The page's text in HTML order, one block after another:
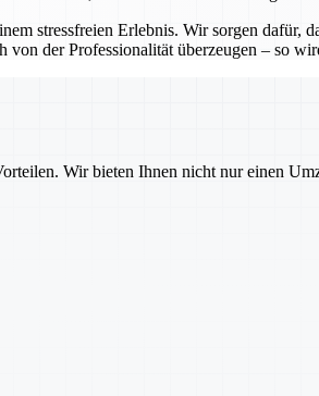
stressfreien Erlebnis. Wir sorgen dafür,
der Professionalität überzeugen – so
Wir bieten Ihnen nicht nur einen